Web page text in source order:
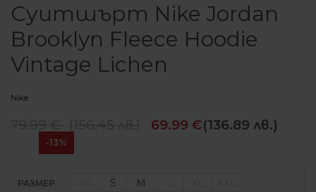
Суитшърт Nike Jordan
Brooklyn Fleece Hoodie
Vintage Lichen
Nike
69.99 €(136.89 лв.)
-13%
РАЗМЕР S M